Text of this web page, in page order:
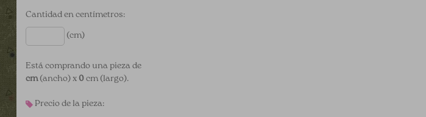
Cantidad en centímetros:
(cm)
Está comprando una pieza de
cm(ancho) x 0cm (largo).
Precio de la pieza: